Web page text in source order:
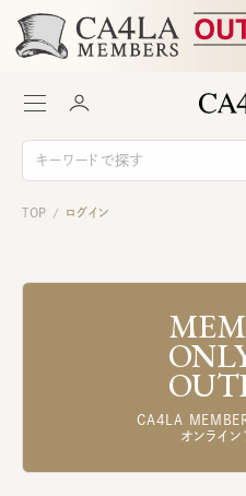
TOP / ログイン
CA4LA
オンライン